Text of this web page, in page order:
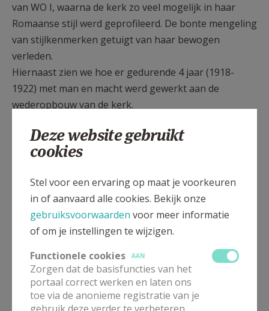
van WO I, waarna de kerk zo veel mogelijk in haar
Romaanse stijl werd geprofileerd. De bonte mengeling
van stijlkenmerken getuigt van haar bewogen
verleden.
Hiernaast zien we hoe er gedurende 4 jaar (1918-
1922) met man en macht werd gewerkt aan de
wederopbouw van de kerk.
De laatste renovatiewerken dateren van de jaren
zestig. Tijdens delfwerken voor de
waarvan het bestaan niet meer vermoed werd,
opnieuw blootgelegd en toegankelijk gemaakt. De
hele crypte is decoratief met muurschilderingen
bedekt die dateren van omstreeks 1300. Deze mooie
op heden niet gefixeerd werden.
9700_Eine-fresco.jpg
Deze website gebruikt
cookies
Stel voor een ervaring op maat je voorkeuren
in of aanvaard alle cookies. Bekijk onze
gebruiksvoorwaarden voor meer informatie
of om je instellingen te wijzigen.
Functionele cookies
AAN
Zorgen dat de basisfuncties van het
portaal correct werken en laten ons
toe via de anonieme registratie van je
gebruik deze verder te verbeteren.